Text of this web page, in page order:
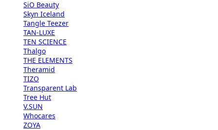
SiO Beauty
Skyn Iceland
Tangle Teezer
TAN-LUXE
TEN SCIENCE
Thalgo
THE ELEMENTS
Theramid
TIZO
Transparent Lab
Tree Hut
V.SUN
Whocares
ZOYA